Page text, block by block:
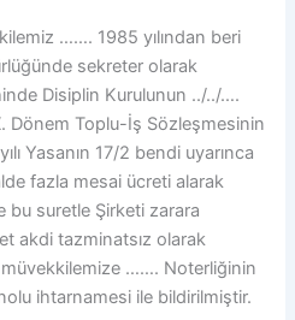
……. 1985 yılından beri
sekreter olarak
Disiplin Kurulunun ../../….
Dönem Toplu-İş Sözleşmesinin
Yasanın 17/2 bendi uyarınca
fazla mesai ücreti alarak
bu suretle Şirketi zarara
akdi tazminatsız olarak
……. Noterliğinin
ihtarnamesi ile bildirilmiştir.